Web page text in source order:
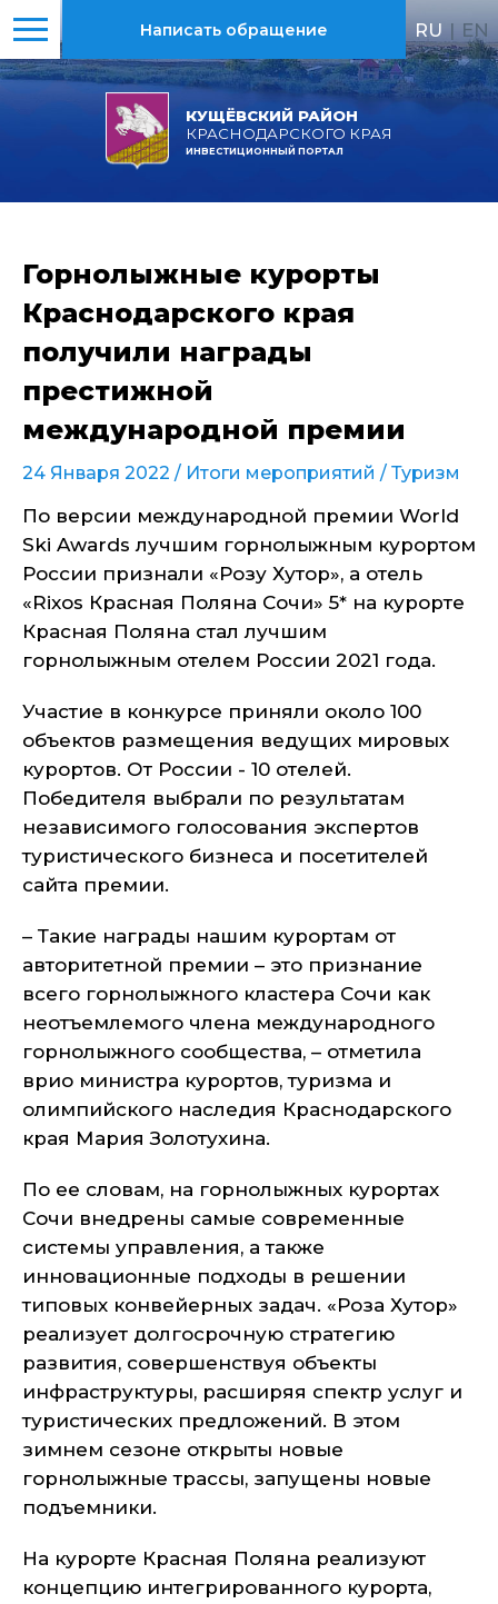
КУЩЁВСКИЙ РАЙОН
КРАСНОДАРСКОГО КРАЯ
ИНВЕСТИЦИОННЫЙ ПОРТАЛ
Написать обращение RU | EN
Горнолыжные курорты
Краснодарского края
получили награды
престижной
международной премии
24 Января 2022 / Итоги мероприятий / Туризм
По версии международной премии World
Ski Awards лучшим горнолыжным курортом
России признали «Розу Хутор», а отель
«Rixos Красная Поляна Сочи» 5* на курорте
Красная Поляна стал лучшим
горнолыжным отелем России 2021 года.
Участие в конкурсе приняли около 100
объектов размещения ведущих мировых
курортов. От России - 10 отелей.
Победителя выбрали по результатам
независимого голосования экспертов
туристического бизнеса и посетителей
сайта премии.
– Такие награды нашим курортам от
авторитетной премии – это признание
всего горнолыжного кластера Сочи как
неотъемлемого члена международного
горнолыжного сообщества, – отметила
врио министра курортов, туризма и
олимпийского наследия Краснодарского
края Мария Золотухина.
По ее словам, на горнолыжных курортах
Сочи внедрены самые современные
системы управления, а также
инновационные подходы в решении
типовых конвейерных задач. «Роза Хутор»
реализует долгосрочную стратегию
развития, совершенствуя объекты
инфраструктуры, расширяя спектр услуг и
туристических предложений. В этом
зимнем сезоне открыты новые
горнолыжные трассы, запущены новые
подъемники.
На курорте Красная Поляна реализуют
концепцию интегрированного курорта,